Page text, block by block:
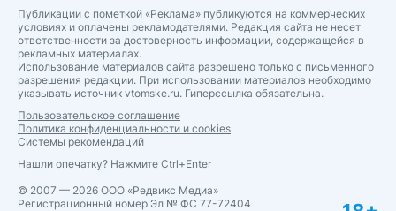
Публикации с пометкой «Реклама» публикуются на коммерческих
условиях и оплачены рекламодателями. Редакция сайта не несет
ответственности за достоверность информации, содержащейся в
рекламных материалах.
Использование материалов сайта разрешено только с письменного
разрешения редакции. При использовании материалов необходимо
указывать источник vtomske.ru. Гиперссылка обязательна.
Пользовательское соглашение
Политика конфиденциальности и cookies
Системы рекомендаций
Нашли опечатку? Нажмите Ctrl+Enter
© 2007 — 2026 ООО «Редвикс Медиа»
Регистрационный номер Эл № ФС 77-72404